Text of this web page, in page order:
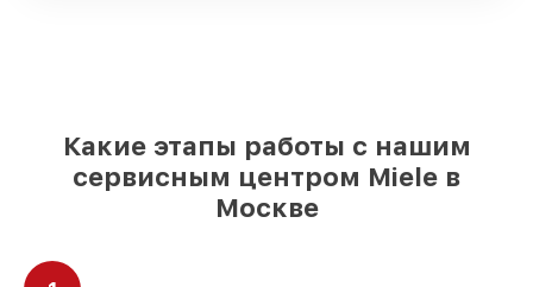
работ в течение пары часов, при
немедленном начале работ
Какие этапы работы с нашим
сервисным центром Miele в
Москве